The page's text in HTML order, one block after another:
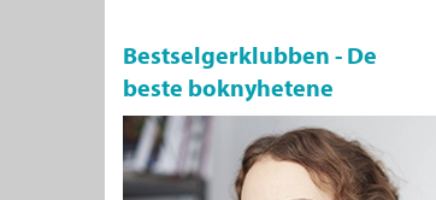
Bestselgerklubben - De
beste boknyhetene